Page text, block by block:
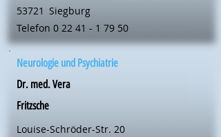
53721 Siegburg
Telefon 0 22 41 - 1 79 50
Neurologie und Psychiatrie
Dr. med. Vera
Fritzsche
Louise-Schröder-Str. 20